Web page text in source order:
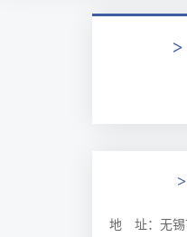
>
>
地 址：无锡